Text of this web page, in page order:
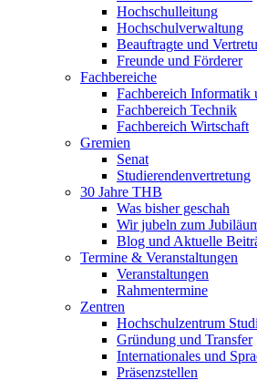
Hochschulleitung
Hochschulverwaltung
Beauftragte und
Freunde und Förderer
Fachbereiche
Fachbereich Informatik
Fachbereich Technik
Fachbereich Wirtschaft
Gremien
Senat
Studierendenvertretung
30 Jahre THB
Was bisher geschah
Wir jubeln zum
Blog und Aktuelle
Termine & Veranstaltungen
Veranstaltungen
Rahmentermine
Zentren
Hochschulzentrum
Gründung und Transfer
Internationales und
Präsenzstellen